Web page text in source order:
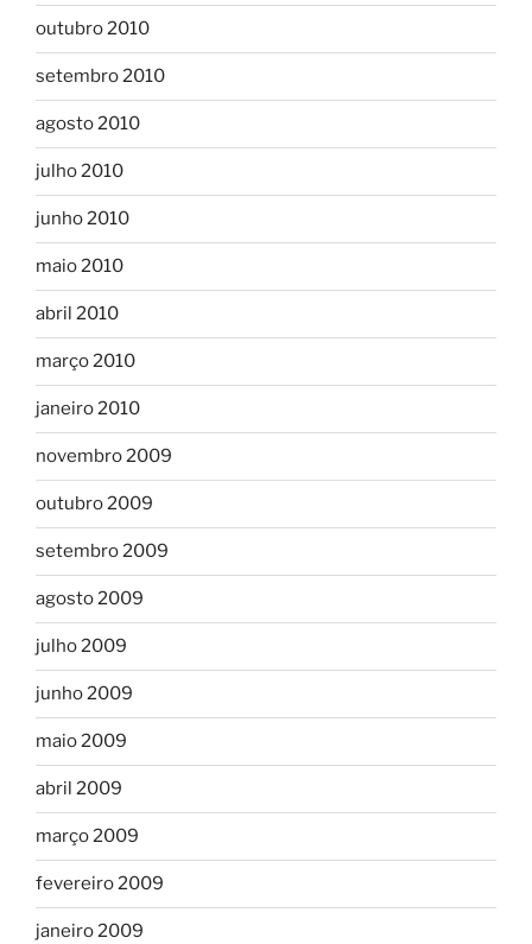
outubro 2010
setembro 2010
agosto 2010
julho 2010
junho 2010
maio 2010
abril 2010
março 2010
janeiro 2010
novembro 2009
outubro 2009
setembro 2009
agosto 2009
julho 2009
junho 2009
maio 2009
abril 2009
março 2009
fevereiro 2009
janeiro 2009